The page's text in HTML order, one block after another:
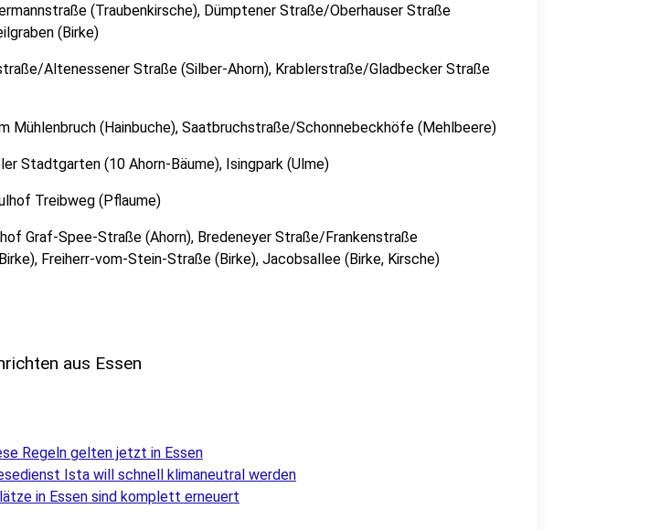
(Traubenkirsche), Dümptener Straße/Oberhauser Straße
(Birke)
Altenessener Straße (Silber-Ahorn), Krablerstraße/Gladbecker Straße
Mühlenbruch (Hainbuche), Saatbruchstraße/Schonnebeckhöfe (Mehlbeere)
Stadtgarten (10 Ahorn-Bäume), Isingpark (Ulme)
Treibweg (Pflaume)
Graf-Spee-Straße (Ahorn), Bredeneyer Straße/Frankenstraße
Freiherr-vom-Stein-Straße (Birke), Jacobsallee (Birke, Kirsche)
aus Essen
Regeln gelten jetzt in Essen
Ista will schnell klimaneutral werden
in Essen sind komplett erneuert